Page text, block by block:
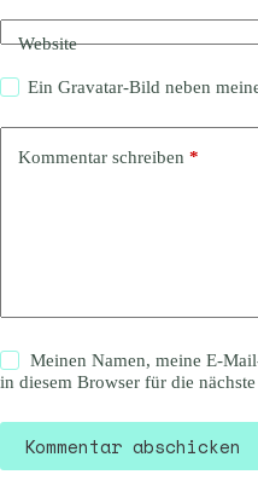
Website
EinGravatar-Bild neben
Kommentar schreiben *
Meinen Namen, meine E-
in diesem Browser für die
Kommentar abschicken